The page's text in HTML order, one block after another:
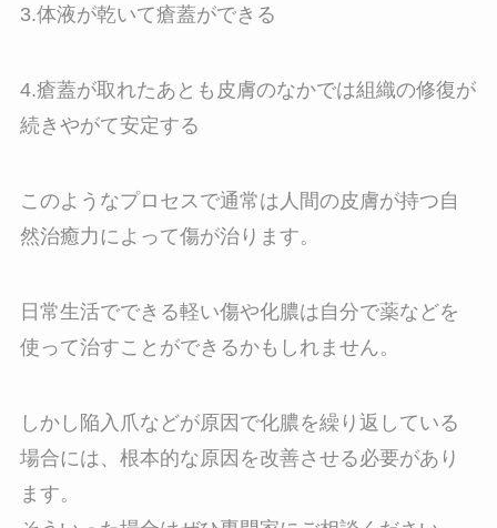
3.体液が乾いて瘡蓋ができる
4.瘡蓋が取れたあとも皮膚のなかでは組織の修復が
続きやがて安定する
このようなプロセスで通常は人間の皮膚が持つ自
然治癒力によって傷が治ります。
日常生活でできる軽い傷や化膿は自分で薬などを
使って治すことができるかもしれません。
しかし陥入爪などが原因で化膿を繰り返している
場合には、根本的な原因を改善させる必要があり
ます。